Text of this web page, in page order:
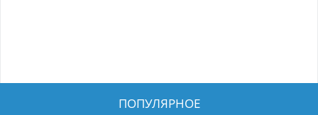
ПОПУЛЯРНОЕ